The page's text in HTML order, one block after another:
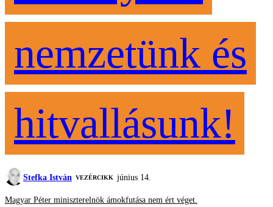
nemzetünk és
hitvallásunk!
Stefka István VEZÉRCIKK június 14.
Magyar Péter miniszterelnök ámokfutása nem ért véget.